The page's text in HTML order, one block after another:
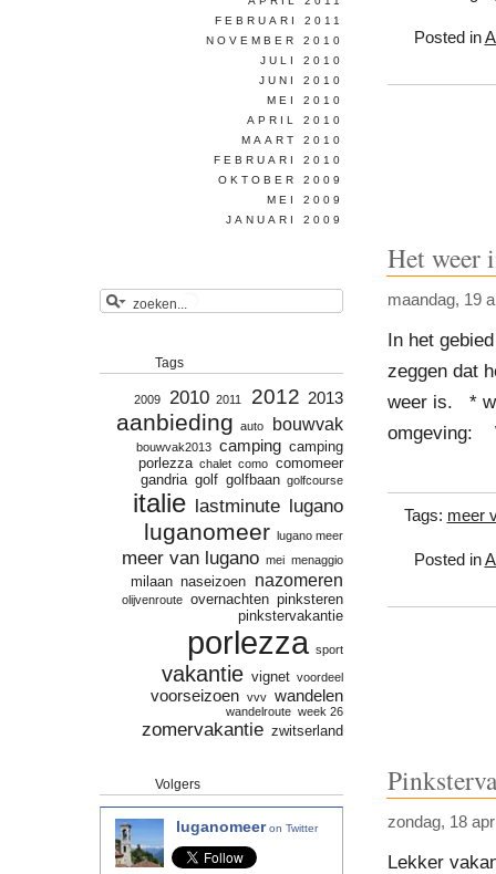
Posted in
Het weer
maandag, 19
In het
zeggen dat
weer is. *
omgeving:
Tags: meer
Posted in
zondag, 18
Lekker
FEBRUARI 2011
NOVEMBER 2010
JULI 2010
JUNI 2010
MEI 2010
APRIL 2010
MAART 2010
FEBRUARI 2010
OKTOBER 2009
MEI 2009
JANUARI 2009
Tags
2009 2010 2011 2012 2013
aanbieding auto bouwvak
bouwvak2013 camping camping
porlezza chalet como comomeer
gandria golf golfbaan golfcourse
italie lastminute lugano
luganomeer lugano meer
meer van lugano mei menaggio
milaan naseizoen nazomeren
olijvenroute overnachten pinksteren
pinkstervakantie
porlezza sport
vakantie vignet voordeel
voorseizoen vvv wandelen
wandelroute week 26
zomervakantie zwitserland
Volgers
luganomeeron Twitter